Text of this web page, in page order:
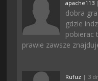
apache113
dobra
gdzie
pobierac
prawie zawsze
Rufuz | 3